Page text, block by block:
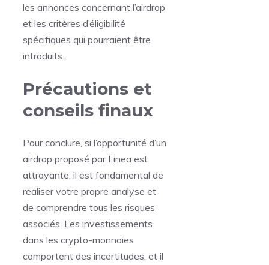
les annonces concernant l’airdrop
et les critères d’éligibilité
spécifiques qui pourraient être
introduits.
Précautions et
conseils finaux
Pour conclure, si l’opportunité d’un
airdrop proposé par Linea est
attrayante, il est fondamental de
réaliser votre propre analyse et
de comprendre tous les risques
associés. Les investissements
dans les crypto-monnaies
comportent des incertitudes, et il